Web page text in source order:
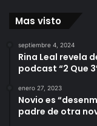
Mas visto
septiembre 4, 2024
Rina Leal revela
podcast “2 Que
enero 27, 2023
Novio es
padre de otra